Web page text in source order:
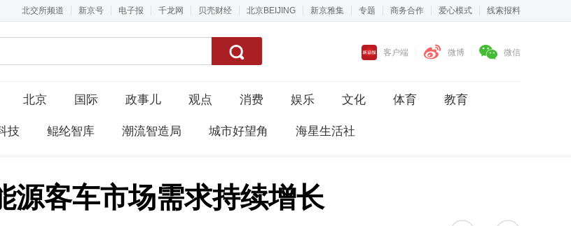
北交所频道 新京号 电子报 千龙网 贝壳财经 北京BEIJING 新京雅集 专题 商务合作 爱心模式 线索报料
客户端 微博 微信
北京 国际 政事儿 观点 消费 娱乐 文化 体育 教育
技 鲲纶智库 潮流智造局 城市好望角 海星生活社
源客车市场需求持续增长